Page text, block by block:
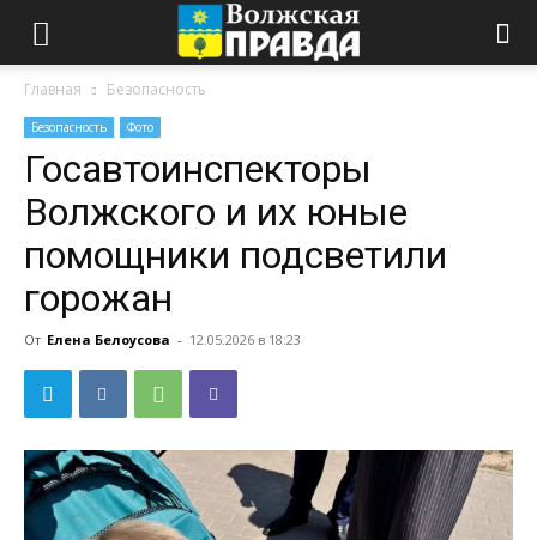
Главная Безопасность
Безопасность Фото
Госавтоинспекторы
Волжского и их юные
помощники подсветили
горожан
От Елена Белоусова - 12.05.2026 в 18:23